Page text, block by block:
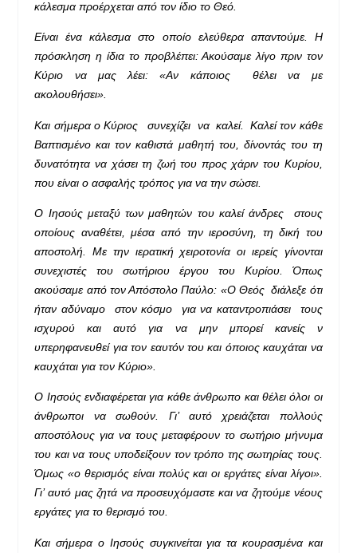
κάλεσμα προέρχεται από τον ίδιο το Θεό.
Είναι ένα κάλεσμα στο οποίο ελεύθερα απαντούμε. Η
πρόσκληση η ίδια το προβλέπει: Ακούσαμε λίγο πριν τον
Κύριο να μας λέει: «Αν κάποιος θέλει να με
ακολουθήσει».
Και σήμερα ο Κύριος συνεχίζει να καλεί. Καλεί τον κάθε
Βαπτισμένο και τον καθιστά μαθητή του, δίνοντάς του τη
δυνατότητα να χάσει τη ζωή του προς χάριν του Κυρίου,
που είναι ο ασφαλής τρόπος για να την σώσει.
Ο Ιησούς μεταξύ των μαθητών του καλεί άνδρες στους
οποίους αναθέτει, μέσα από την ιεροσύνη, τη δική του
αποστολή. Με την ιερατική χειροτονία οι ιερείς γίνονται
συνεχιστές του σωτήριου έργου του Κυρίου. Όπως
ακούσαμε από τον Απόστολο Παύλο: «Ο Θεός διάλεξε ότι
ήταν αδύναμο στον κόσμο για να καταντροπιάσει τους
ισχυρού και αυτό για να μην μπορεί κανείς ν
υπερηφανευθεί για τον εαυτόν του και όποιος καυχάται να
καυχάται για τον Κύριο».
Ο Ιησούς ενδιαφέρεται για κάθε άνθρωπο και θέλει όλοι οι
άνθρωποι να σωθούν. Γι’ αυτό χρειάζεται πολλούς
αποστόλους για να τους μεταφέρουν το σωτήριο μήνυμα
του και να τους υποδείξουν τον τρόπο της σωτηρίας τους.
Όμως «ο θερισμός είναι πολύς και οι εργάτες είναι λίγοι».
Γι’ αυτό μας ζητά να προσευχόμαστε και να ζητούμε νέους
εργάτες για το θερισμό του.
Και σήμερα ο Ιησούς συγκινείται για τα κουρασμένα και